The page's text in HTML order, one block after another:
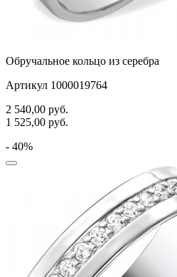
Обручальное кольцо из серебра
Артикул 1000019764
2 540,00 руб.
1 525,00 руб.
- 40%